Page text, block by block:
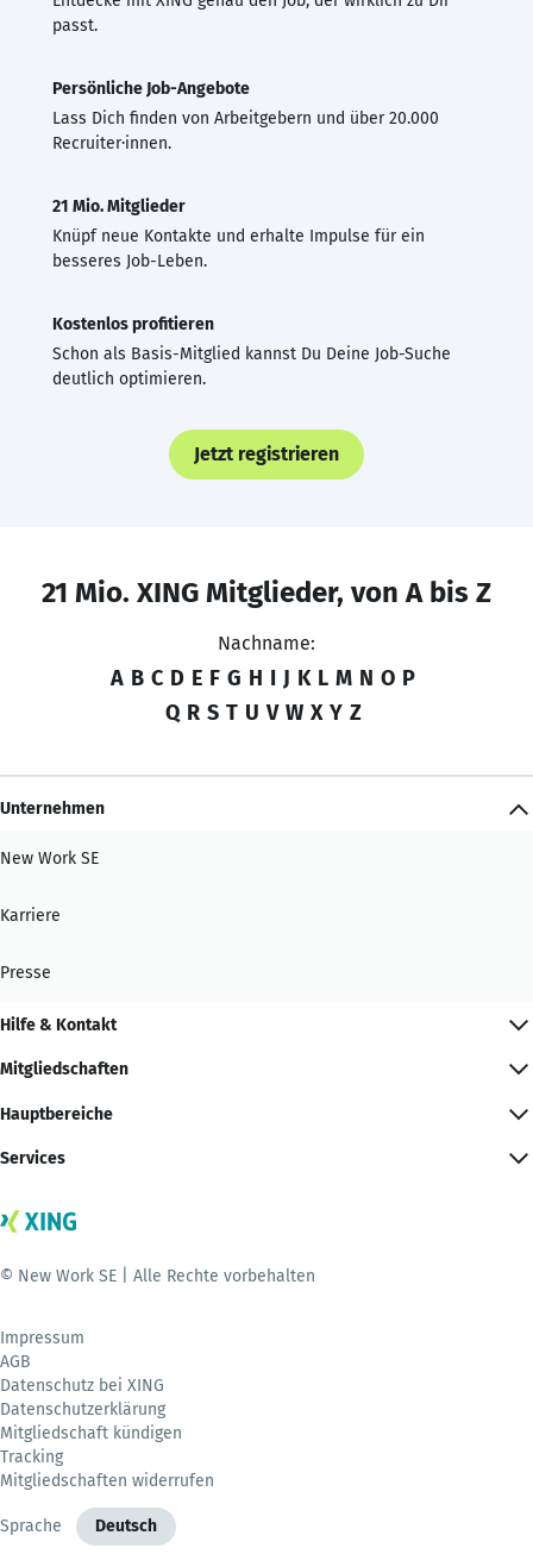
passt.
Persönliche Job-Angebote
Lass Dich finden von Arbeitgebern und über 20.000
Recruiter·innen.
21 Mio. Mitglieder
Knüpf neue Kontakte und erhalte Impulse für ein
besseres Job-Leben.
Kostenlos profitieren
Schon als Basis-Mitglied kannst Du Deine Job-Suche
deutlich optimieren.
Jetzt registrieren
21 Mio. XING Mitglieder, von A bis Z
Nachname:
A B C D E F G H I J K L M N O P
Q R S T U V W X Y Z
Unternehmen
New Work SE
Karriere
Presse
Hilfe & Kontakt
Mitgliedschaften
Hauptbereiche
Services
© New Work SE | Alle Rechte vorbehalten
Impressum
AGB
Datenschutz bei XING
Datenschutzerklärung
Mitgliedschaft kündigen
Tracking
Mitgliedschaften widerrufen
Sprache Deutsch